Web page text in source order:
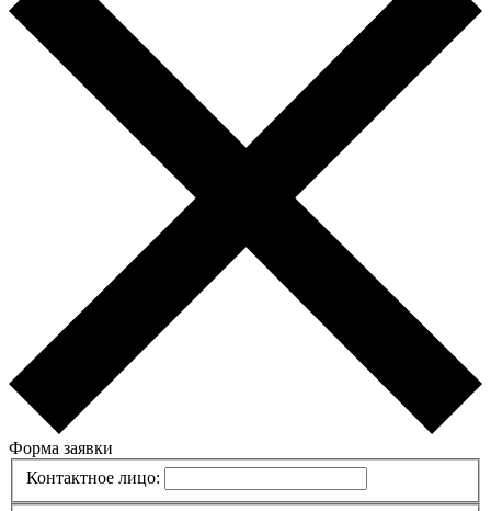
Форма заявки
Контактное лицо: